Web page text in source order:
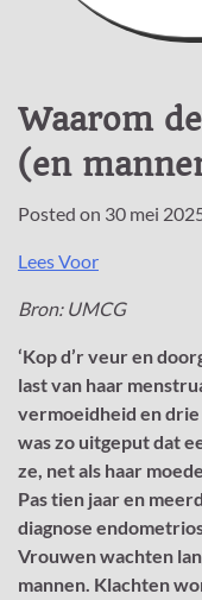
Waarom
(en
Posted on 30 mei
Lees Voor
Bron: UMCG
‘Kop d’r veur en
last van haar
vermoeidheid en
was zo uitgeput dat
ze, net als haar
Pas tien jaar en
diagnose
Vrouwen wachten
mannen. Klachten